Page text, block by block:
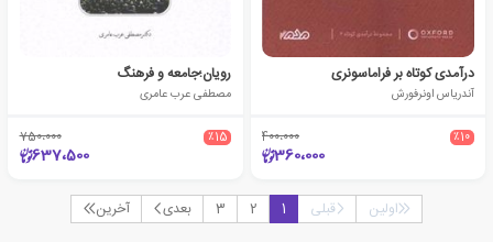
درآمدی کوتاه بر فراماسونری
آندریاس اونرفورش
٪10 400،000
360،000
رویان؛جامعه و فرهنگ
مصطفی عرب عامری
٪15 750،000
637،500
اولین قبلی 1
2
3 بعدی آخرین